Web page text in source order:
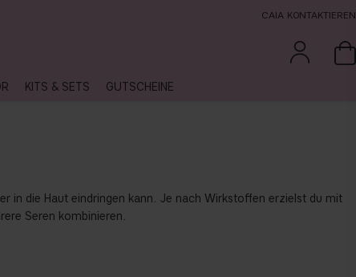
CAIA KONTAKTIEREN
KITS & SETS GUTSCHEINE
in die Haut eindringen kann. Je nach Wirkstoffen erzielst du mit
Seren kombinieren.